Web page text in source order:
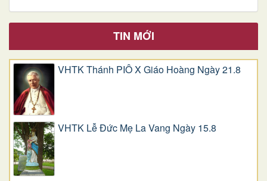
TIN MỚI
VHTK Thánh PIÔ X Giáo Hoàng Ngày 21.8
VHTK Lễ Đức Mẹ La Vang Ngày 15.8